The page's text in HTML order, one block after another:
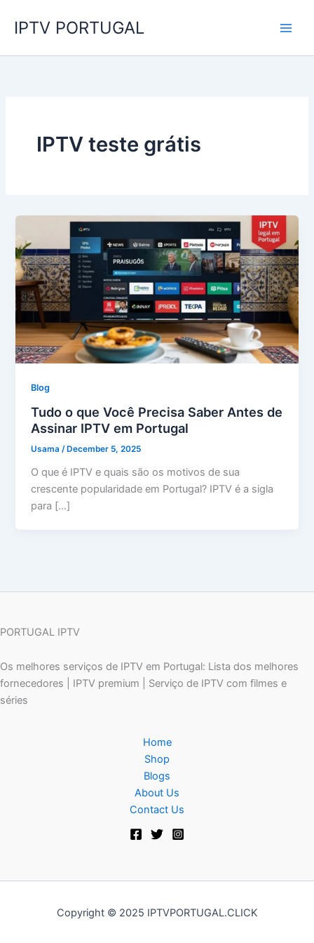
IPTV PORTUGAL
IPTV teste grátis
Blog
Tudo o que Você Precisa Saber Antes de
Assinar IPTV em Portugal
Usama/ December 5, 2025
O que é IPTV e quais são os motivos de sua
crescente popularidade em Portugal? IPTV é a sigla
para […]
PORTUGAL IPTV
Os melhores serviços de IPTV em Portugal: Lista dos melhores
fornecedores | IPTV premium | Serviço de IPTV com filmes e
séries
Home
Shop
Blogs
About Us
Contact Us
Copyright © 2025 IPTVPORTUGAL.CLICK